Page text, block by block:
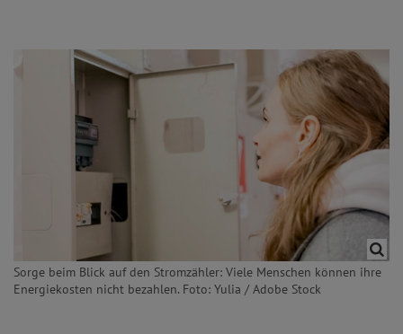
Sorge beim Blick auf den Stromzähler: Viele Menschen können ihre
Energiekosten nicht bezahlen. Foto: Yulia / Adobe Stock